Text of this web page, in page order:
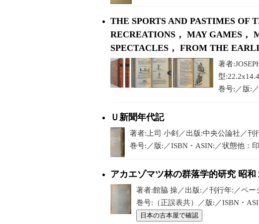
THE SPORTS AND PASTIMES OF
RECREATIONS， MAY GAMES，
SPECTACLES， FROM THE
著者
型
巻号:／版:
Ｕ新聞年代記
著者:上司 小剣／出版:中央公論社／刊
巻号:／版:／ISBN・ASIN:／状態他：
アカエゾマツ林の群落学的研究 昭
著者:館脇 操／出版:／刊行年:／ペー
巻号:（正誤表共）／版:／ISBN・
日本の古本屋で確認